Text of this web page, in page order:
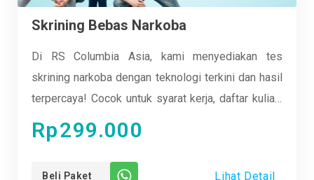
Skrining Bebas Narkoba
Di RS Columbia Asia, kami menyediakan tes
skrining narkoba dengan teknologi terkini dan hasil
terpercaya! Cocok untuk syarat kerja, daftar kuliah,
pemeriksaan perusahaan, pra-nikah, atau
pemantauan rehabilitasi. Proses mudah, hasil
akurat. Yuk, cek sekarang dan dapatkan kepastian
Rp299.000
Beli Paket Lihat Detail